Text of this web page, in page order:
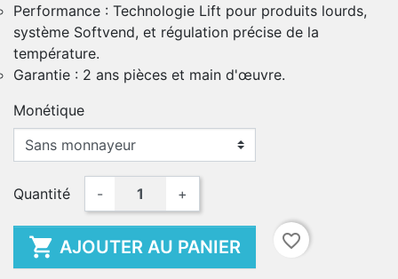
Performance : Technologie Lift pour produits lourds,
système Softvend, et régulation précise de la
température.
Garantie : 2 ans pièces et main d'œuvre.
Monétique
Quantité - +
 AJOUTER AU PANIER favorite_border